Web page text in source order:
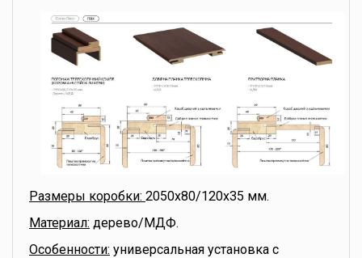
Размеры коробки: 2050x80/120x35 мм.
Материал: дерево/МДФ.
Особенности: универсальная установка с